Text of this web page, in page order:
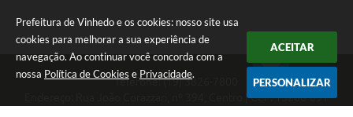
Prefeitura de Vinhedo e os cookies: nosso site usa
cookies para melhorar a sua experiência de
navegação. Ao continuar você concorda com a
nossa Política de Cookies e Privacidade.
ACEITAR
PERSONALIZAR
Telefone: (19) 3826-7800
Endereço: Rua João Corazzari, nº 394, Centro | CEP: 13280-091